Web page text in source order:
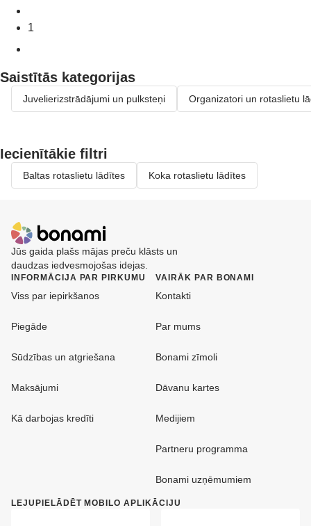
1
Saistītās kategorijas
Juvelierizstrādājumi un pulksteņi Organizatori un rotaslietu
Iecienītākie filtri
Baltas rotaslietu lādītes Koka rotaslietu lādītes
Jūs gaida plašs mājas preču klāsts un
daudzas iedvesmojošas idejas.
INFORMĀCIJA PAR PIRKUMU
Viss par iepirkšanos
Piegāde
Sūdzības un atgriešana
Maksājumi
Kā darbojas kredīti
VAIRĀK PAR BONAMI
Kontakti
Par mums
Bonami zīmoli
Dāvanu kartes
Medijiem
Partneru programma
Bonami uzņēmumiem
LEJUPIELĀDĒT MOBILO APLIKĀCIJU